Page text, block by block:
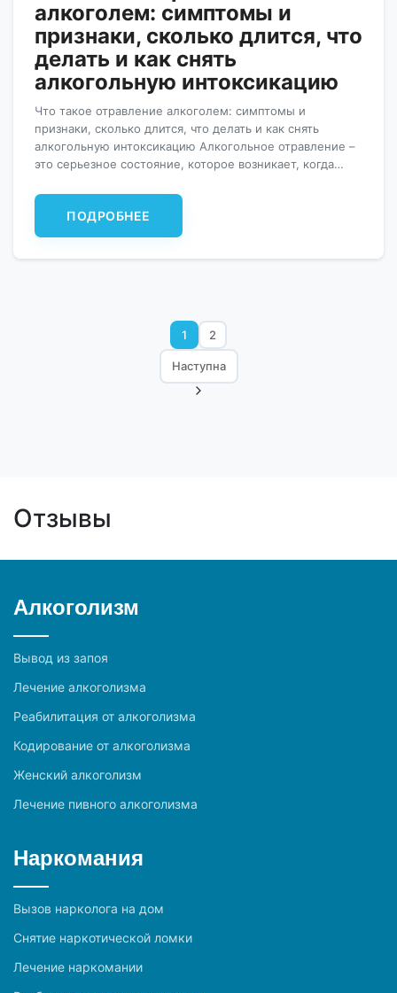
алкоголем: симптомы и
признаки, сколько длится, что
делать и как снять
алкогольную интоксикацию
Что такое отравление алкоголем: симптомы и
признаки, сколько длится, что делать и как снять
алкогольную интоксикацию Алкогольное отравление –
это серьезное состояние, которое возникает, когда
короткий промежуток времени. Эта ситуация может
быть крайне опасна для здоровья, так как организм не
успевает переработать токсичные вещества.
ПОДРОБНЕЕ
1 2
Наступна
Отзывы
Алкоголизм
Вывод из запоя
Лечение алкоголизма
Реабилитация от алкоголизма
Кодирование от алкоголизма
Женский алкоголизм
Лечение пивного алкоголизма
Наркомания
Вызов нарколога на дом
Снятие наркотической ломки
Лечение наркомании